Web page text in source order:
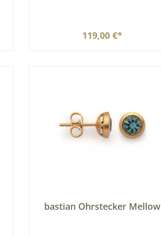
119,00 €*
bastian Ohrstecker Mellow